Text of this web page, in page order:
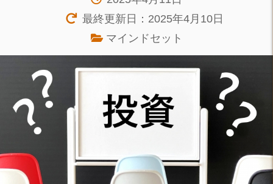
最終更新日：2025年4月10日
マインドセット